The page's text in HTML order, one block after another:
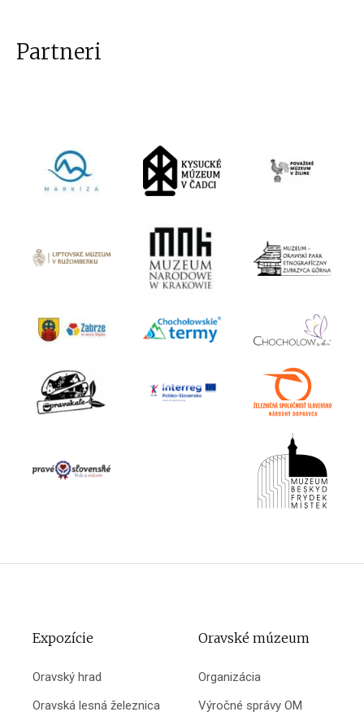
Partneri
Expozície
Oravský hrad
Oravská lesná železnica
Oravské múzeum
Organizácia
Výročné správy OM